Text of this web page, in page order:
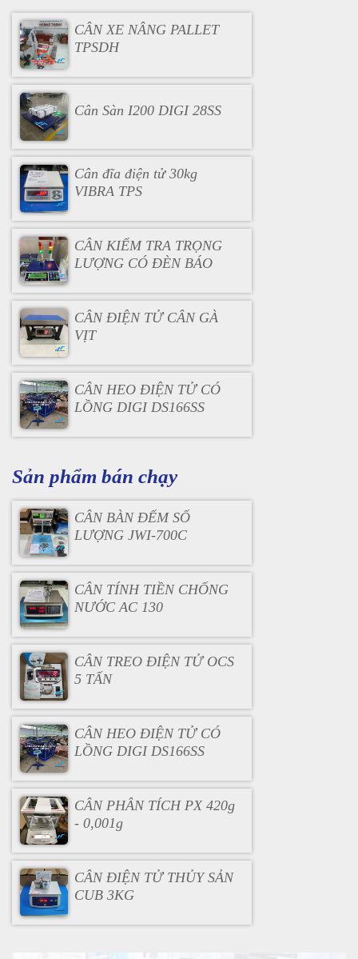
CÂN XE NÂNG PALLET
TPSDH
Cân Sàn I200 DIGI 28SS
Cân đĩa điện tử 30kg
VIBRA TPS
CÂN KIỂM TRA TRỌNG
LƯỢNG CÓ ĐÈN BÁO
CÂN ĐIỆN TỬ CÂN GÀ
VỊT
CÂN HEO ĐIỆN TỬ CÓ
LỒNG DIGI DS166SS
Sản phẩm bán chạy
CÂN BÀN ĐẾM SỐ
LƯỢNG JWI-700C
CÂN TÍNH TIỀN CHỐNG
NƯỚC AC 130
CÂN TREO ĐIỆN TỬ OCS
5 TẤN
CÂN HEO ĐIỆN TỬ CÓ
LỒNG DIGI DS166SS
CÂN PHÂN TÍCH PX 420g
- 0,001g
CÂN ĐIỆN TỬ THỦY SẢN
CUB 3KG